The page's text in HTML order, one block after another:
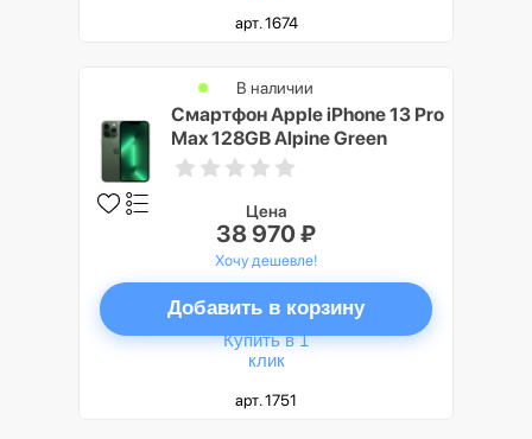
арт. 1674
Смартфон Apple iPhone 13 Pro
Max 128GB Alpine Green
(Зелёный)
В наличии
Цена
38 970 ₽
Хочу дешевле!
Добавить в корзину
Купить в 1
клик
арт. 1751